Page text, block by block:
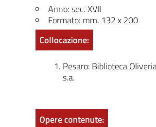
Anno: sec. XVII
Formato: mm. 132 x 200
Collocazione:
Pesaro: Biblioteca
s.a.
Opere contenute: